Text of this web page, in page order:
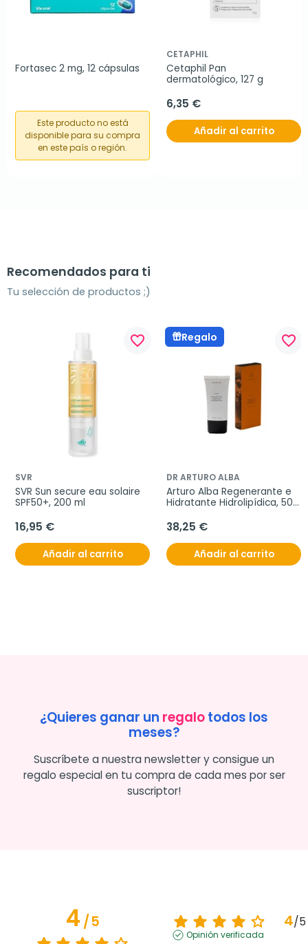
Fortasec 2 mg, 12 cápsulas
Este producto no está
disponible para su compra
en este país o región.
CETAPHIL
Cetaphil Pan
dermatológico, 127 g
6,35 €
Añadir al carrito
Recomendados para ti
Tu selección de productos ;)
favorite_border
SVR
SVR Sun secure eau solaire
SPF50+, 200 ml
16,95 €
Añadir al carrito
Regalo favorite_border
DR ARTURO ALBA
Arturo Alba Regenerante e
Hidratante Hidrolipídica, 50
38,25 €
Añadir al carrito
¿Quieres ganar un regalotodos los
meses?
Suscríbete a nuestra newsletter y consigue un
regalo especial en tu compra de cada mes por ser
suscriptor!
4/5 4/5
Opinión verificada